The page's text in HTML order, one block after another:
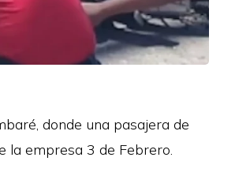
donde una pasajera de
la empresa 3 de Febrero.